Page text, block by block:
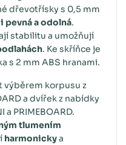
dřevotřísky s 0,5 mm
pevná a odolná.
stabilitu a umožňují
. Ke skříňce je
s 2 mm ABS hranami.
výběrem korpusu z
a dvířek z nabídky
a PRIMEBOARD.
tlumením
harmonickya